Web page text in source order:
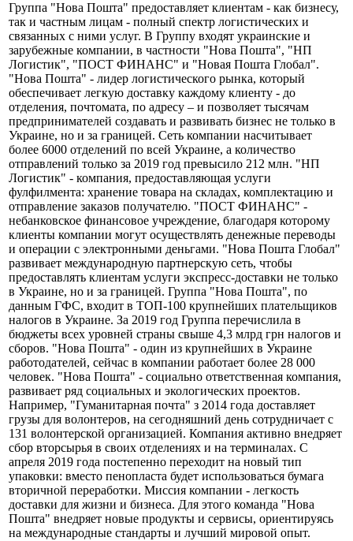
Группа "Нова Пошта" предоставляет клиентам - как бизнесу,
так и частным лицам - полный спектр логистических и
связанных с ними услуг. В Группу входят украинские и
зарубежные компании, в частности "Нова Пошта", "НП
Логистик", "ПОСТ ФИНАНС" и "Новая Пошта Глобал".
"Нова Пошта" - лидер логистического рынка, который
обеспечивает легкую доставку каждому клиенту - до
отделения, почтомата, по адресу – и позволяет тысячам
предпринимателей создавать и развивать бизнес не только в
Украине, но и за границей. Сеть компании насчитывает
более 6000 отделений по всей Украине, а количество
отправлений только за 2019 год превысило 212 млн. "НП
Логистик" - компания, предоставляющая услуги
фулфилмента: хранение товара на складах, комплектацию и
отправление заказов получателю. "ПОСТ ФИНАНС" -
небанковское финансовое учреждение, благодаря которому
клиенты компании могут осуществлять денежные переводы
и операции с электронными деньгами. "Нова Пошта Глобал"
развивает международную партнерскую сеть, чтобы
предоставлять клиентам услуги экспресс-доставки не только
в Украине, но и за границей. Группа "Нова Пошта", по
данным ГФС, входит в ТОП-100 крупнейших плательщиков
налогов в Украине. За 2019 год Группа перечислила в
бюджеты всех уровней страны свыше 4,3 млрд грн налогов и
сборов. "Нова Пошта" - один из крупнейших в Украине
работодателей, сейчас в компании работает более 28 000
человек. "Нова Пошта" - социально ответственная компания,
развивает ряд социальных и экологических проектов.
Например, "Гуманитарная почта" з 2014 года доставляет
грузы для волонтеров, на сегодняшний день сотрудничает с
131 волонтерской организацией. Компания активно внедряет
сбор вторсырья в своих отделениях и на терминалах. С
апреля 2019 года постепенно переходит на новый тип
упаковки: вместо пенопласта будет использоваться бумага
вторичной переработки. Миссия компании - легкость
доставки для жизни и бизнеса. Для этого команда "Нова
Пошта" внедряет новые продукты и сервисы, ориентируясь
на международные стандарты и лучший мировой опыт.